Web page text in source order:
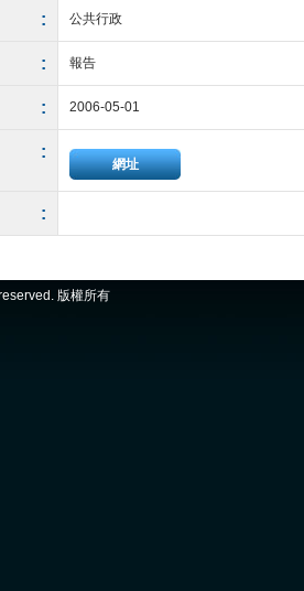
: 公共行政
: 報告
: 2006-05-01
:
網址
:
版權所有